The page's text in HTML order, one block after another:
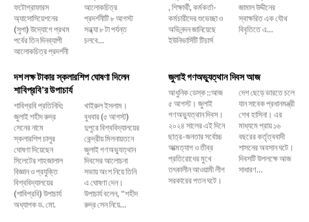
ফটোগ্রাফারস
অ্যাসোসিয়েশনের
(সুপা) উদ্যোগে প্রথম
পর্বের তিন দিনব্যাপী
আলোকচিত্র প্রদর্শনী
আলোকচিত্র
প্রদর্শনীটি ৮ আগস্ট
সন্ধ্যা ৮ টা পর্যন্ত
চলবে...
, শিক্ষার্থী, কর্মকর্তা-
কর্মচারীদের শুভেচ্ছা ও
অভিনন্দন জানিয়েছে
ইউনিভার্সিটি টিচার্স
জামাল উদ্দীনের
স্বাক্ষরিত এক যৌথ
বিবৃতিতে এ...
দশ লক্ষ টাকার স্কলারশিপ ঘোষণা দিলেন
শাবিপ্রবি’র উপাচার্য
শাবিপ্রবি প্রতিনিধি:
জুলাই শহীদ রুদ্র
সেনের নামে
স্কলারশিপ চালুর
ঘোষণা দিয়েছেন
সিলেটের শাহজালাল
বিজ্ঞান ও প্রযুক্তি
বিশ্ববিদ্যালয়ের
(শাবিপ্রবি) উপাচার্য
অধ্যাপক ড. মো.
খাইরুল ইসলাম।
বুধবার (৫ আগস্ট)
দুপুরে বিশ্ববিদ্যালয়ের
কেন্দ্রীয় মিলনায়তনে
জুলাই গণঅভ্যুত্থান
দিবসের আলোচনা
সভায় অংশ নিয়ে তিনি
এ ঘোষণা দেন।
উপাচার্য বলেন, ‌“শহীদ
রুদ্র সেন নিয়ে...
জুলাই গণঅভ্যুত্থান দিবস আজ
আধুনিক ডেস্ক ::আজ
৫ আগস্ট। জুলাই
গণঅভ্যুত্থান দিবস।
২০২৪ সালের এই দিনে
ছাত্র-জনতার সর্বোচ্চ
আত্মত্যাগ ও তীব্র
প্রতিরোধের মুখে
তৎকালীন আওয়ামী লীগ
সরকারের পতন ঘটে।
দেশ ছেড়ে ভারতে চলে
যান সাবেক প্রধানমন্ত্রী
শেখ হাসিনা। এর
মাধ্যমে প্রায় ১৬
বছরের কর্তৃত্ববাদী
শাসনের অবসান ঘটে।
দিবসটি উপলক্ষে আজ
সাধারণ...